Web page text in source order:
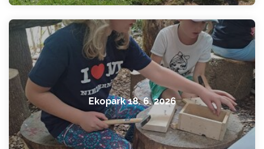
Ekopark 18. 6. 2026